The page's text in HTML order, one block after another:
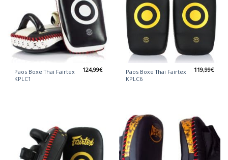
Paos Boxe Thai Fairtex
KPLC1
124,99€
Paos Boxe Thai Fairtex
KPLC6
119,99€